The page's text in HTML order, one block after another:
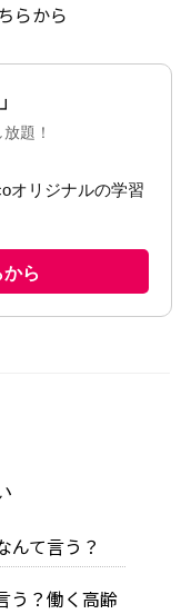
らから
んて言う？
う？働く高齢